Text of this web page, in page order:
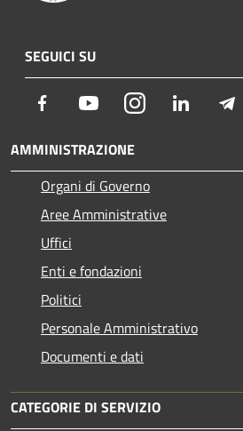
SEGUICI SU
Facebook YoutubeInstagram LinkedIn
AMMINISTRAZIONE
Organi di Governo
Aree Amministrative
Uffici
Enti e fondazioni
Politici
Personale Amministrativo
Documenti e dati
CATEGORIE DI SERVIZIO